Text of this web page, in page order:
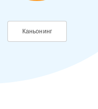
Каньонинг